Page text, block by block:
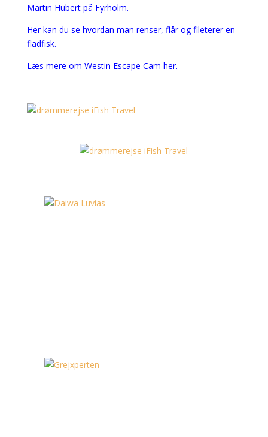
Martin Hubert på Fyrholm.
Her kan du se hvordan man renser, flår og fileterer en
fladfisk.
Læs mere om Westin Escape Cam her.